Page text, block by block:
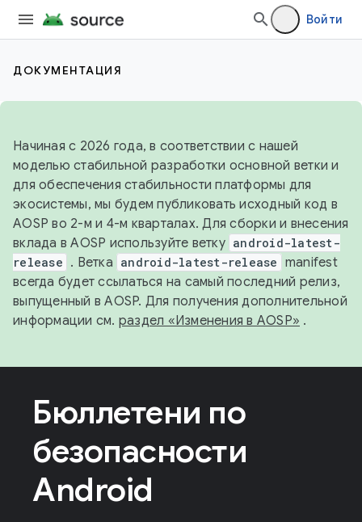
Войти
ДОКУМЕНТАЦИЯ
Начиная с 2026 года, в соответствии с нашей
моделью стабильной разработки основной ветки и
для обеспечения стабильности платформы для
экосистемы, мы будем публиковать исходный код в
AOSP во 2-м и 4-м кварталах. Для сборки и внесения
вклада в AOSP используйте ветку android-latest-
release . Ветка android-latest-release manifest
всегда будет ссылаться на самый последний релиз,
выпущенный в AOSP. Для получения дополнительной
информации см. раздел «Изменения в AOSP» .
Бюллетени по
безопасности
Android